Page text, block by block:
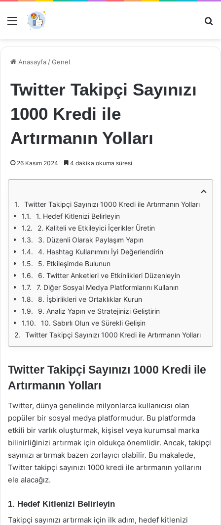
Menü
Anasayfa /Genel
Twitter Takipçi Sayınızı
1000 Kredi ile
Artırmanın Yolları
26 Kasım 2024 4 dakika okuma süresi
Twitter Takipçi Sayınızı 1000 Kredi ile Artırmanın Yolları
1. Hedef Kitlenizi Belirleyin
2. Kaliteli ve Etkileyici İçerikler Üretin
3. Düzenli Olarak Paylaşım Yapın
4. Hashtag Kullanımını İyi Değerlendirin
5. Etkileşimde Bulunun
6. Twitter Anketleri ve Etkinlikleri Düzenleyin
7. Diğer Sosyal Medya Platformlarını Kullanın
8. İşbirlikleri ve Ortaklıklar Kurun
9. Analiz Yapın ve Stratejinizi Geliştirin
10. Sabırlı Olun ve Sürekli Gelişin
Twitter Takipçi Sayınızı 1000 Kredi ile Artırmanın Yolları
Twitter Takipçi Sayınızı 1000 Kredi ile
Artırmanın Yolları
Twitter, dünya genelinde milyonlarca kullanıcısı olan
popüler bir sosyal medya platformudur. Bu platformda
etkili bir varlık oluşturmak, kişisel veya kurumsal marka
bilinirliğinizi artırmak için oldukça önemlidir. Ancak, takipçi
sayınızı artırmak bazen zorlayıcı olabilir. Bu makalede,
Twitter takipçi sayınızı 1000 kredi ile artırmanın yollarını
ele alacağız.
1. Hedef Kitlenizi Belirleyin
Takipçi sayınızı artırmak için ilk adım, hedef kitlenizi